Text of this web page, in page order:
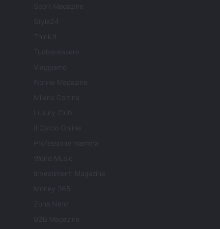
Sport Magazine
Style24
Think.it
Tuobenessere
Viaggiamo
Nonne Magazine
Milano Cortina
Luxury Club
Il Calcio Online
Professione mamma
World Music
Investimenti Magazine
Money 365
Zona Nerd
B2B Magazine